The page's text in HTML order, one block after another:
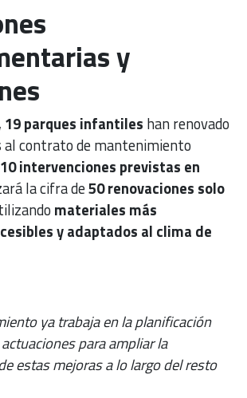
y
19 parques infantiles han renovado
al contrato de mantenimiento
10 intervenciones previstas en
la cifra de50 renovaciones solo
materiales más
y adaptados al clima de
ya trabaja en la planificación
para ampliar la
estas mejoras a lo largo del resto